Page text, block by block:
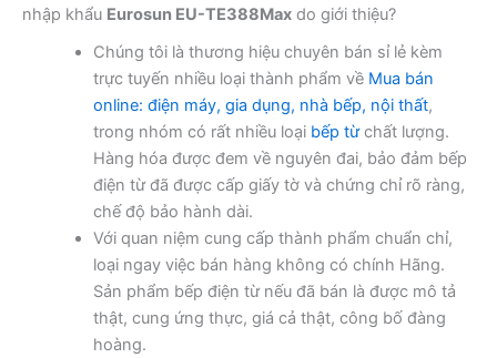
nhập khẩu Eurosun EU-TE388Max do giới thiệu?
Chúng tôi là thương hiệu chuyên bán sỉ lẻ kèm
trực tuyến nhiều loại thành phẩm về Mua bán
online: điện máy, gia dụng, nhà bếp, nội thất,
trong nhóm có rất nhiều loại bếp từchất lượng.
Hàng hóa được đem về nguyên đai, bảo đảm bếp
điện từ đã được cấp giấy tờ và chứng chỉ rõ ràng,
chế độ bảo hành dài.
Với quan niệm cung cấp thành phẩm chuẩn chỉ,
loại ngay việc bán hàng không có chính Hãng.
Sản phẩm bếp điện từ nếu đã bán là được mô tả
thật, cung ứng thực, giá cả thật, công bố đàng
hoàng.